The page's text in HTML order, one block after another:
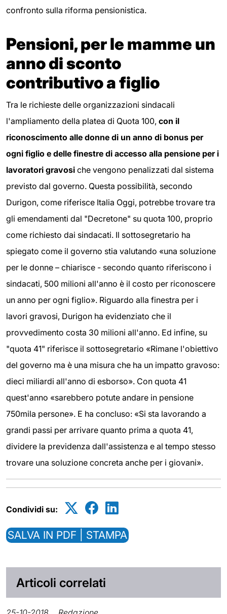
confronto sulla riforma pensionistica.
Pensioni, per le mamme un
anno di sconto
contributivo a figlio
Tra le richieste delle organizzazioni sindacali
l'ampliamento della platea di Quota 100, con il
riconoscimento alle donne di un anno di bonus per
ogni figlio e delle finestre di accesso alla pensione per i
lavoratori gravosi che vengono penalizzati dal sistema
previsto dal governo. Questa possibilità, secondo
Durigon, come riferisce Italia Oggi, potrebbe trovare tra
gli emendamenti dal "Decretone" su quota 100, proprio
come richiesto dai sindacati. Il sottosegretario ha
spiegato come il governo stia valutando «una soluzione
per le donne – chiarisce - secondo quanto riferiscono i
sindacati, 500 milioni all'anno è il costo per riconoscere
un anno per ogni figlio». Riguardo alla finestra per i
lavori gravosi, Durigon ha evidenziato che il
provvedimento costa 30 milioni all'anno. Ed infine, su
"quota 41" riferisce il sottosegretario «Rimane l'obiettivo
del governo ma è una misura che ha un impatto gravoso:
dieci miliardi all'anno di esborso». Con quota 41
quest'anno «sarebbero potute andare in pensione
750mila persone». E ha concluso: «Si sta lavorando a
grandi passi per arrivare quanto prima a quota 41,
dividere la previdenza dall'assistenza e al tempo stesso
trovare una soluzione concreta anche per i giovani».
Condividi su:
SALVA IN PDF | STAMPA
Articoli correlati